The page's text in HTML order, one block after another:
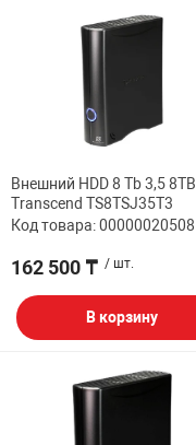
Внешний HDD 8 Tb 3,5 8TB
Transcend TS8TSJ35T3
Код товара: 00000020508
162 500 ₸ / шт.
В корзину